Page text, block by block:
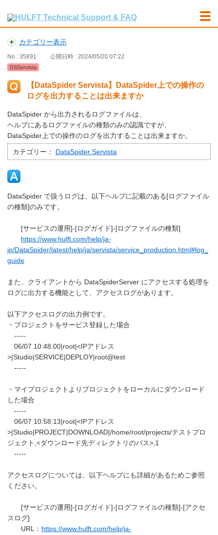
カテゴリー表示
No : 35891 公開日時 : 2024/05/20 07:22
DSServista
【DataSpider Servista】DataSpider上での操作の
ログを出力することは出来ますか
DataSpider から出力されるログファイルは、
ヘルプにあるログファイルの種類のみの認識ですが、
DataSpider上での操作のログを出力することは出来ますか。
カテゴリー： DataSpider Servista
DataSpider で扱うログは、以下ヘルプに記載のある[ログファイル
の種類]のみです。
[サービスの運用]-[ログガイド]-[ログファイルの種類]
https://www.hulft.com/help/ja-
jp/DataSpider/latest/help/ja/servista/service_production.html#log_
guide
また、クライアントから DataSpiderServer にアクセスする処理を
ログに出力する機能として、アクセスログがあります。
以下アクセスログの出力例です。
・プロジェクトをサービス登録した場合
-----
06/07 10:48:00|root|<IPアドレス
>|Studio|SERVICE|DEPLOY|root@test
-----
・マイプロジェクトよりプロジェクトをローカルにダウンロード
した場合
-----
06/07 10:58:13|root|<IPアドレス
>|Studio|PROJECT|DOWNLOAD|/home/root/projects/テストプロ
ジェクト,<ダウンロード先ディレクトリのパス>,1
-----
アクセスログについては、以下ヘルプにも詳細があるためご参照
ください。
[サービスの運用]-[ログガイド]-[ログファイルの種類]-[アクセ
スログ]
URL： https://www.hulft.com/help/ja-